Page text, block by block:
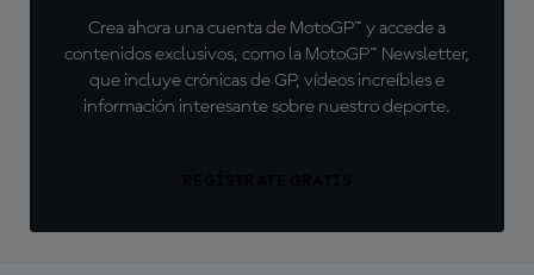
Crea ahora una cuenta de MotoGP™ y accede a
contenidos exclusivos, como la MotoGP™ Newsletter,
que incluye crónicas de GP, vídeos increíbles e
información interesante sobre nuestro deporte.